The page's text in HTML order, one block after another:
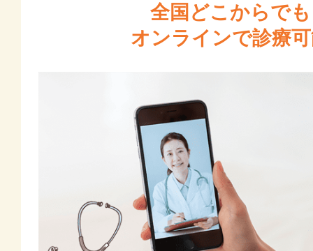
全国どこからでも
オンラインで診療